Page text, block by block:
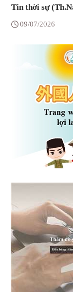
Tin thời sự
09/07/2026